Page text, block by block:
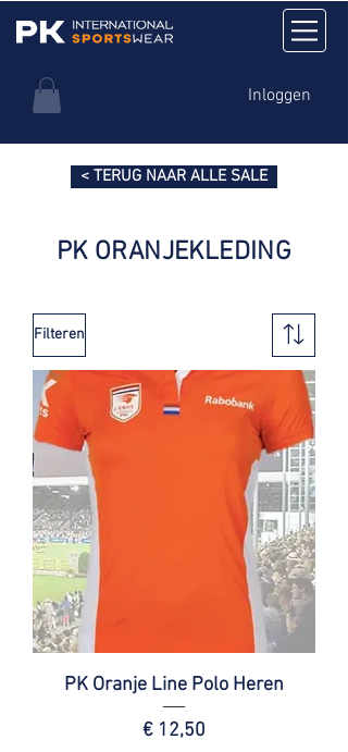
Inloggen
< TERUG NAAR ALLE SALE
PK ORANJEKLEDING
Filteren
PK Oranje Line Polo Heren
Prijs
€ 12,50